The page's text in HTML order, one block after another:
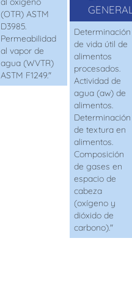
(OTR) ASTM
D3985.
Permeabilidad
al vapor de
agua (WVTR)
ASTM F1249."
Determinación
de vida útil de
alimentos
procesados.
Actividad de
agua (aw) de
alimentos.
Determinación
de textura en
alimentos.
Composición
de gases en
espacio de
cabeza
(oxígeno y
dióxido de
carbono)."